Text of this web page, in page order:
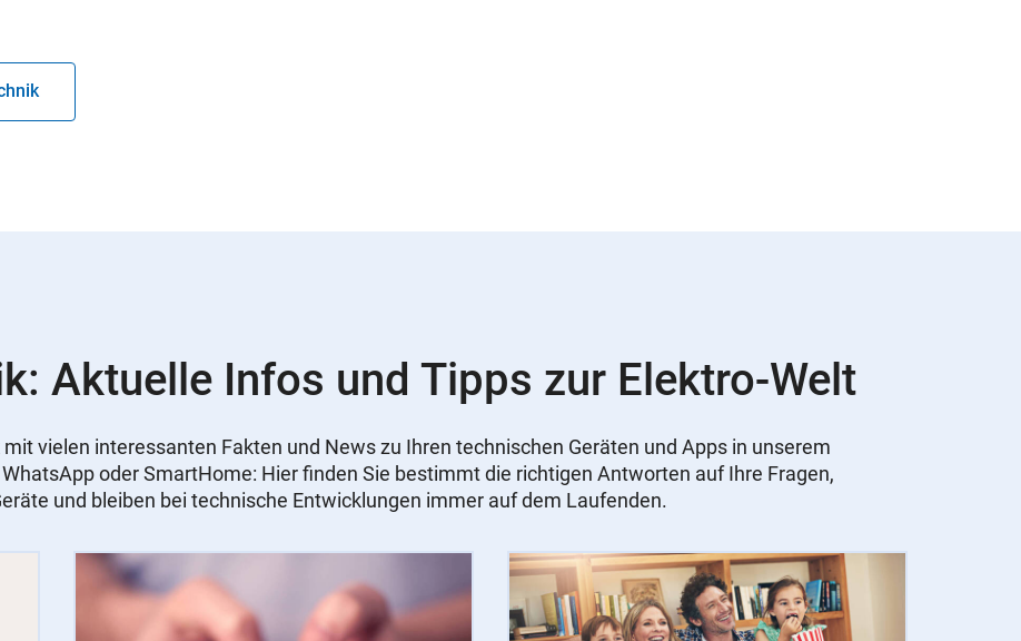
Aktuelle Infos und Tipps zur Elektro-Welt
vielen interessanten Fakten und News zu Ihren technischen Geräten und Apps in unserem
oder SmartHome: Hier finden Sie bestimmt die richtigen Antworten auf Ihre Fragen,
und bleiben bei technische Entwicklungen immer auf dem Laufenden.